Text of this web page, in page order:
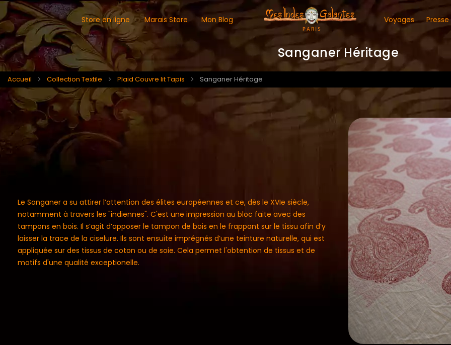
Store en ligne Marais Store Mon Blog Voyages Presse
Sanganer Héritage
Accueil Collection Textile Plaid Couvre lit Tapis Sanganer Héritage
Le Sanganer a su attirer l’attention des élites européennes et ce, dès le XVIe siècle,
notamment à travers les "indiennes". C'est une impression au bloc faite avec des
tampons en bois. Il s’agit d’apposer le tampon de bois en le frappant sur le tissu afin d’y
laisser la trace de la ciselure. Ils sont ensuite imprégnés d’une teinture naturelle, qui est
appliquée sur des tissus de coton ou de soie. Cela permet l'obtention de tissus et de
motifs d'une qualité exceptionelle.